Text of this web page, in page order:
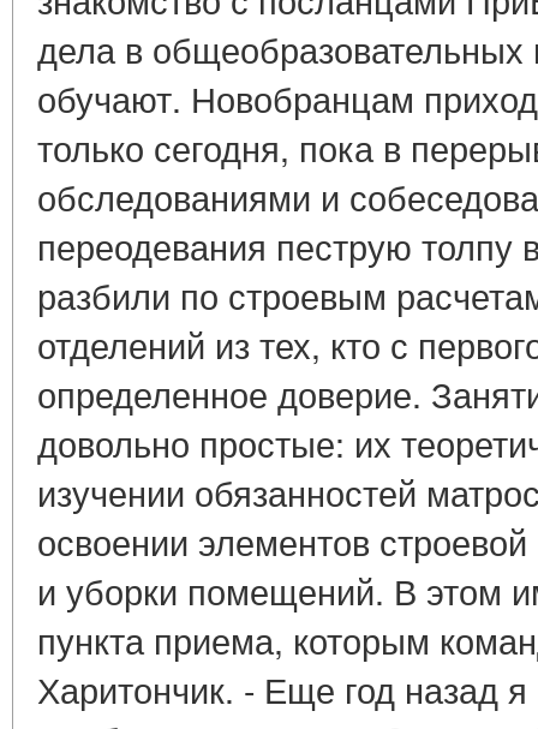
дела в
обучают. Новобранцам
только сегодня, пока в
обследованиями и
переодевания пеструю толпу
разбили по строевым
отделений из тех, кто с
определенное доверие.
довольно простые: их
изучении обязанностей
освоении элементов строевой
и уборки помещений. В этом
пункта приема, которым
Харитончик. - Еще год назад